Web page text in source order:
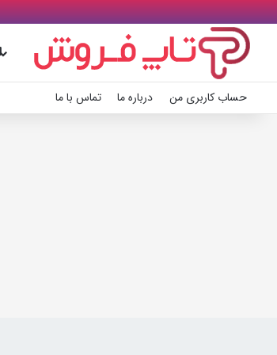
حساب کاربری من درباره ما تماس با ما